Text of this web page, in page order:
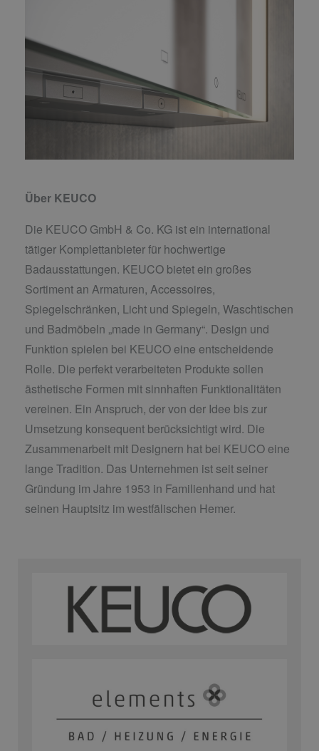
Über KEUCO
Die KEUCO GmbH & Co. KG ist ein international
tätiger Komplettanbieter für hochwertige
Badausstattungen. KEUCO bietet ein großes
Sortiment an Armaturen, Accessoires,
Spiegelschränken, Licht und Spiegeln, Waschtischen
und Badmöbeln „made in Germany“. Design und
Funktion spielen bei KEUCO eine entscheidende
Rolle. Die perfekt verarbeiteten Produkte sollen
ästhetische Formen mit sinnhaften Funktionalitäten
vereinen. Ein Anspruch, der von der Idee bis zur
Umsetzung konsequent berücksichtigt wird. Die
Zusammenarbeit mit Designern hat bei KEUCO eine
lange Tradition. Das Unternehmen ist seit seiner
Gründung im Jahre 1953 in Familienhand und hat
seinen Hauptsitz im westfälischen Hemer.